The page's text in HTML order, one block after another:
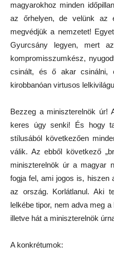
magyarokhoz minden
az őrhelyen, de velünk az
megvédjük a nemzetet!
Gyurcsány legyen, mert
kompromisszumkész,
csinált, és ő akar csinálni,
kirobbanóan virtusos
Bezzeg a miniszterelnök úr!
keres úgy senki! És hogy
stílusából következően
válik. Az ebből következő
miniszterelnök úr a magyar
fogja fel, ami jogos is, hiszen
az ország. Korlátlanul. Aki
lelkébe tipor, nem adva meg
illetve hát a miniszterelnök
A konkrétumok: